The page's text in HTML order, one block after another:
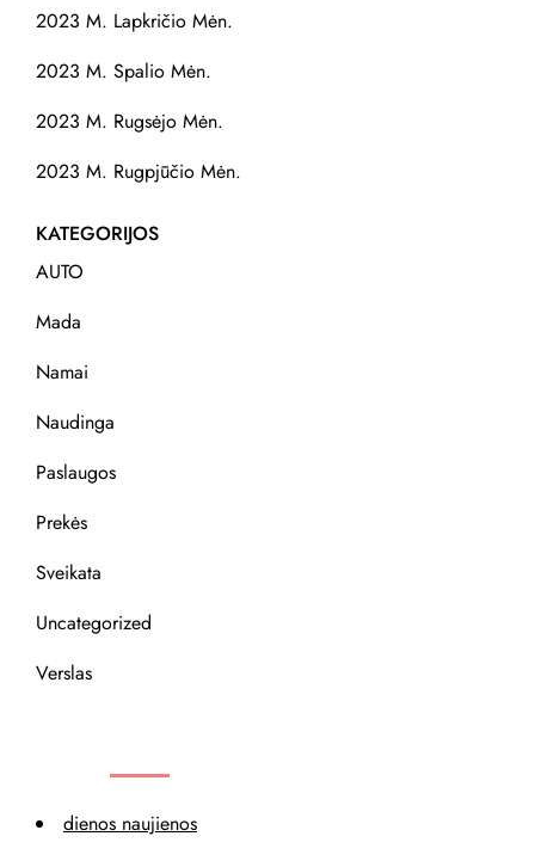
2023 M. Lapkričio Mėn.
2023 M. Spalio Mėn.
2023 M. Rugsėjo Mėn.
2023 M. Rugpjūčio Mėn.
KATEGORIJOS
AUTO
Mada
Namai
Naudinga
Paslaugos
Prekės
Sveikata
Uncategorized
Verslas
dienos naujienos